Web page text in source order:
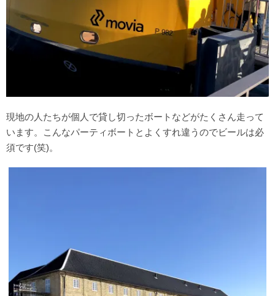
現地の人たちが個人で貸し切ったボートなどがたくさん走って
います。こんなパーティボートとよくすれ違うのでビールは必
須です(笑)。